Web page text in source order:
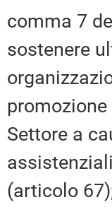
comma 7
sostenere
Settore a
(articolo